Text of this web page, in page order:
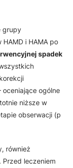
grupy
i HAMA po
spadek
oceniające ogólne
niższe w
obserwacji (p
również
Przed leczeniem